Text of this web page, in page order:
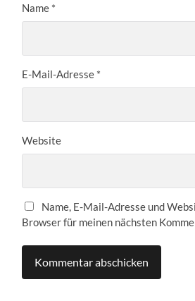
Name *
E-Mail-Adresse *
Website
Name, E-Mail-Adresse und
Browser für meinen nächsten